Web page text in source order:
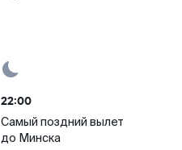
22:00
Самый поздний вылет
до Минска